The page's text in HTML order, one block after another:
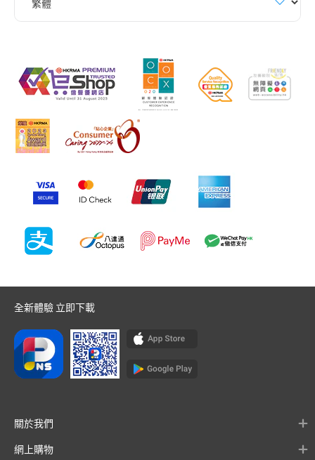
全新體驗 立即下載
關於我們
網上購物